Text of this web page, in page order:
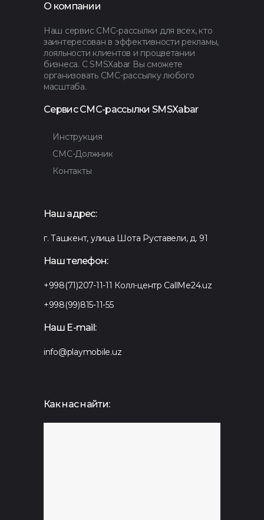
О компании
Наш сервис СМС-рассылки для всех, кто
заинтересован в эффективности рекламы,
лояльности клиентов и процветании
бизнеса. С SMSXabar Вы сможете
организовать СМС-рассылку любого
масштаба.
Сервис СМС-рассылки SMSXabar
Инструкция
СМС-Должник
Контакты
Наш адрес:
г. Ташкент, улица Шота Руставели, д. 91
Наш телефон:
+998(71)207-11-11 Колл-центр CallMe24.uz
+998(99)815-11-55
Наш E-mail:
info@playmobile.uz
Как нас найти: